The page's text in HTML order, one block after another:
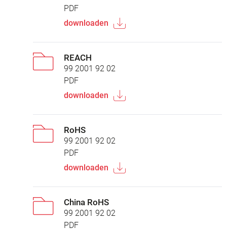
PDF
downloaden
REACH
99 2001 92 02
PDF
downloaden
RoHS
99 2001 92 02
PDF
downloaden
China RoHS
99 2001 92 02
PDF